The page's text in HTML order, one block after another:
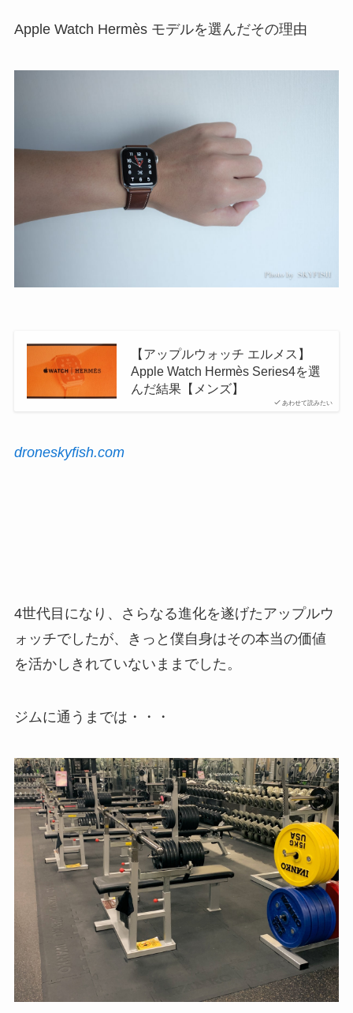
Apple Watch Hermès モデルを選んだその理由
あわせて読みたい
【アップルウォッチ エルメス】
Apple Watch Hermès Series4を選
んだ結果【メンズ】
droneskyfish.com
4世代目になり、さらなる進化を遂げたアップルウ
ォッチでしたが、きっと僕自身はその本当の価値
を活かしきれていないままでした。
ジムに通うまでは・・・